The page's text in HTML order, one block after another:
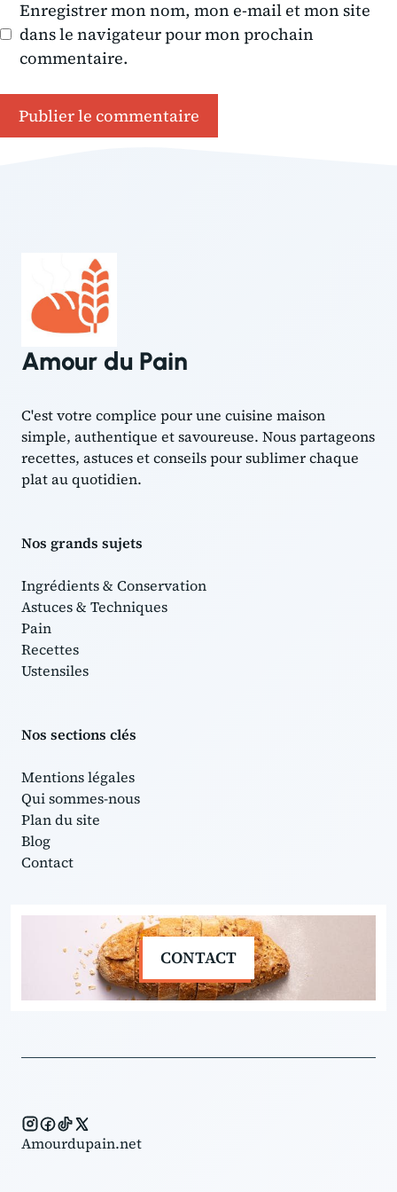
Enregistrer mon nom, mon e-mail et mon site
dans le navigateur pour mon prochain
commentaire.
Amour du Pain
C'est votre complice pour une cuisine maison
simple, authentique et savoureuse. Nous partageons
recettes, astuces et conseils pour sublimer chaque
plat au quotidien.
Nos grands sujets
Ingrédients & Conservation
Astuces & Techniques
Pain
Recettes
Ustensiles
Nos sections clés
Mentions légales
Qui sommes-nous
Plan du site
Blog
Contact
CONTACT
Amourdupain.net